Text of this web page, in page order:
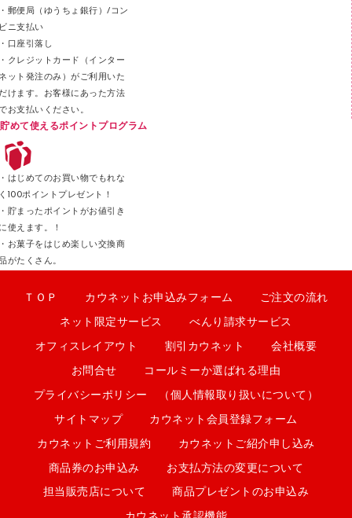
クリップ
カッター
郵便局（ゆうちょ銀行）/コン
ニ支払い
口座引落し
クレジットカード（インター
ット発注のみ）がご利用いた
けます。お客様にあった方法
お支払いください。
貯めて使えるポイントプログラム
はじめてのお買い物でもれな
100ポイントプレゼント！
貯まったポイントがお値引き
使えます。！
お菓子をはじめ楽しい交換商
がたくさん。
ＴＯＰ カウネットお申込みフォーム ご注文の流れ
ネット限定サービス べんり請求サービス
オフィスレイアウト 割引カウネット 会社概要
お問合せ コールミーか選ばれる理由
プライバシーポリシー （個人情報取り扱いについて）
サイトマップ カウネット会員登録フォーム
カウネットご利用規約 カウネットご紹介申し込み
商品券のお申込み お支払方法の変更について
担当販売店について 商品プレゼントのお申込み